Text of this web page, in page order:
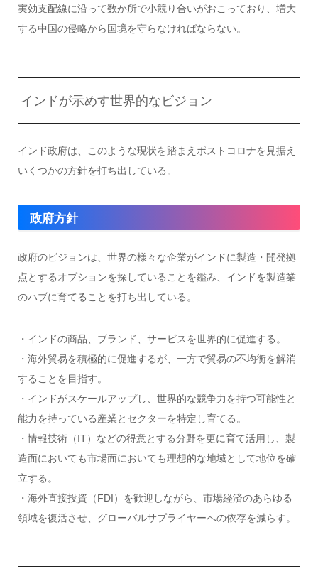
実効支配線に沿って数か所で小競り合いがおこっており、増大
する中国の侵略から国境を守らなければならない。
インドが示めす世界的なビジョン
インド政府は、このような現状を踏まえポストコロナを見据え
いくつかの方針を打ち出している。
政府方針
政府のビジョンは、世界の様々な企業がインドに製造・開発拠
点とするオプションを探していることを鑑み、インドを製造業
のハブに育てることを打ち出している。
・インドの商品、ブランド、サービスを世界的に促進する。
・海外貿易を積極的に促進するが、一方で貿易の不均衡を解消
することを目指す。
・インドがスケールアップし、世界的な競争力を持つ可能性と
能力を持っている産業とセクターを特定し育てる。
・情報技術（IT）などの得意とする分野を更に育て活用し、製
造面においても市場面においても理想的な地域として地位を確
立する。
・海外直接投資（FDI）を歓迎しながら、市場経済のあらゆる
領域を復活させ、グローバルサプライヤーへの依存を減らす。